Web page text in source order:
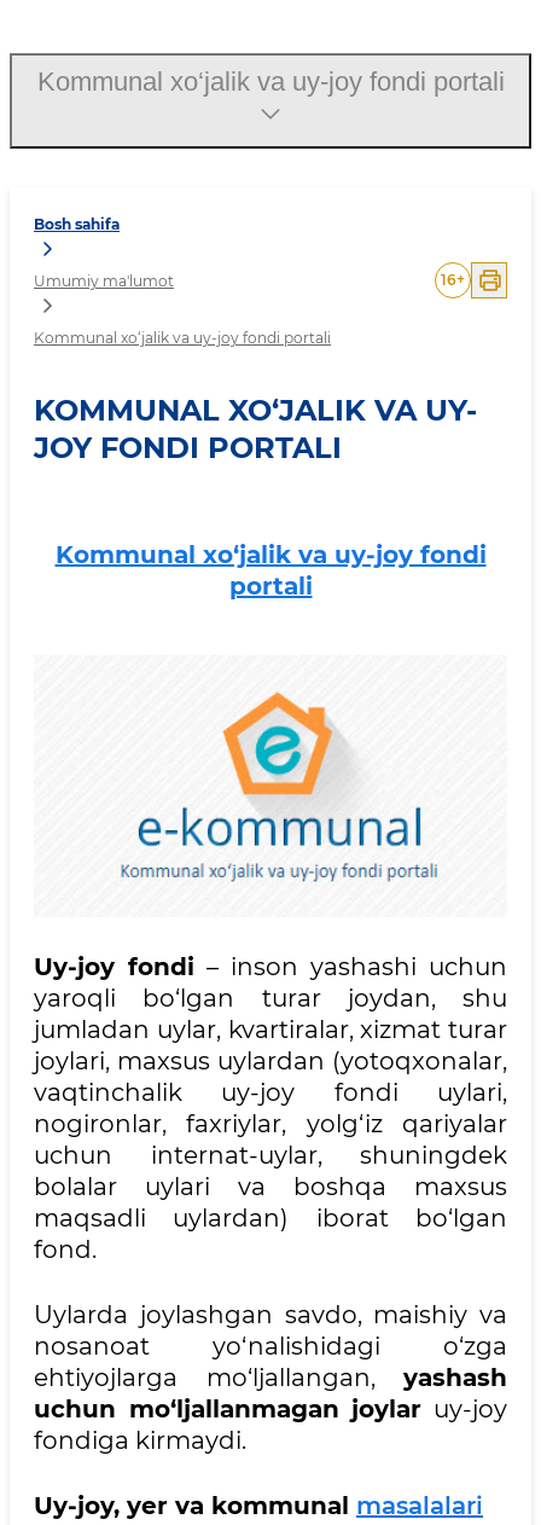
Bosh sahifa
Umumiy ma'lumot
Kommunal xo‘jalik va uy-joy fondi portali
16+
KOMMUNAL XO‘JALIK VA UY-
JOY FONDI PORTALI
Kommunal xo‘jalik va uy-joy fondi
portali
Uy-joy fondi – inson yashashi uchun
yaroqli bo‘lgan turar joydan, shu
jumladan uylar, kvartiralar, xizmat turar
joylari, maxsus uylardan (yotoqxonalar,
vaqtinchalik uy-joy fondi uylari,
nogironlar, faxriylar, yolg‘iz qariyalar
uchun internat-uylar, shuningdek
bolalar uylari va boshqa maxsus
maqsadli uylardan) iborat bo‘lgan
fond.
Uylarda joylashgan savdo, maishiy va
nosanoat yo‘nalishidagi o‘zga
ehtiyojlarga mo‘ljallangan, yashash
uchun mo‘ljallanmagan joylar uy-joy
fondiga kirmaydi.
Uy-joy, yer va kommunal masalalari
Kommunal xo‘jalik va uy-joy fondi portali